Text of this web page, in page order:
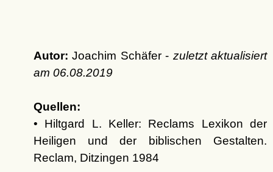
Autor: Joachim Schäfer - zuletzt aktualisiert
am 06.08.2019
Quellen:
• Hiltgard L. Keller: Reclams Lexikon der
Heiligen und der biblischen Gestalten.
Reclam, Ditzingen 1984